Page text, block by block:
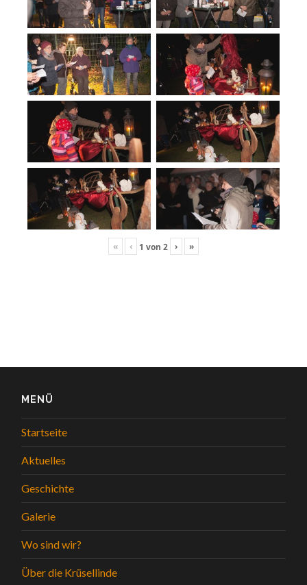
« ‹ 1 von 2 › »
MENÜ
Startseite
Aktuelles
Geschichte
Galerie
Wo sind wir?
Über die Krüsellinde